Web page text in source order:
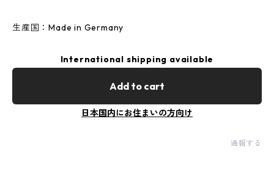
生産国：Made in Germany
International shipping available
Add to cart
日本国内にお住まいの方向け
通報する